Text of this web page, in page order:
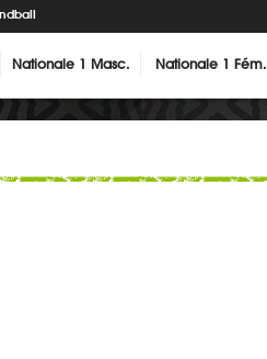
Nationale 1 Masc. Nationale 1 Fém.